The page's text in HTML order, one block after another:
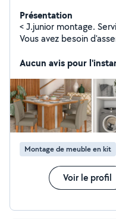
Présentation
< J.junior montage.
Vous avez besoin
euros la première heure
Ville-la-Grand et sur
réparation en générale
etc.) aussi le
confiance. Disponible
en iournée comme en
vous servir ;)
Aucun avis pour
Montage de meuble en kit
Voir le profil